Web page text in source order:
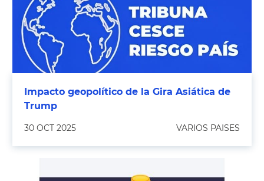
Impacto geopolítico de la Gira Asiática de
Trump
30 OCT 2025 VARIOS PAISES